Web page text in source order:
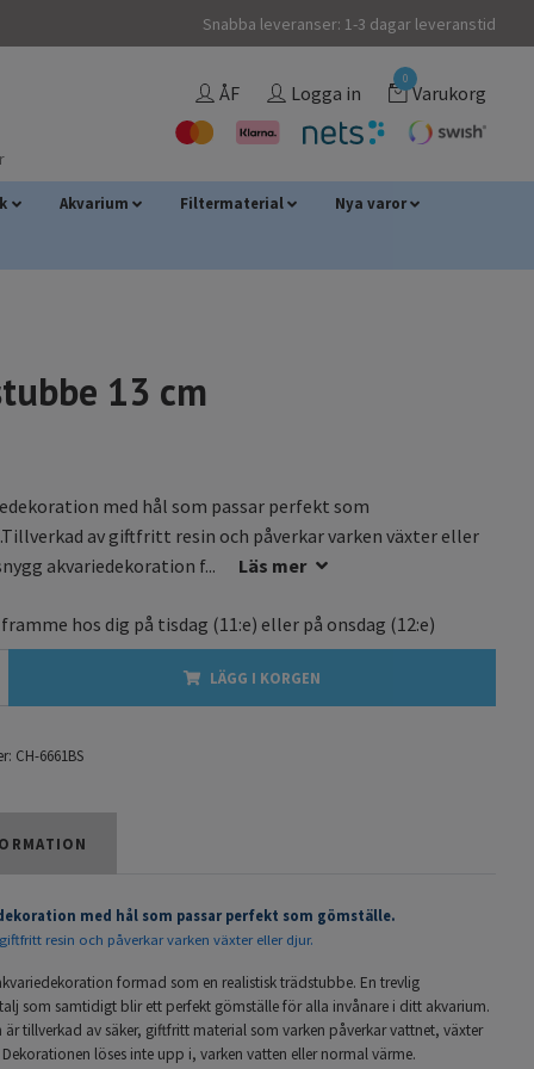
Snabba leveranser: 1-3 dagar leveranstid
ÅF Logga in
0
Varukorg
Akvarium Filtermaterial Nya varor
13 cm
med hål som passar perfekt som
av giftfritt resin och påverkar varken växter eller
akvariedekoration f...
Läs mer
hos dig på tisdag (11:e) eller på onsdag (12:e)
LÄGG I KORGEN
CH-6661BS
med hål som passar perfekt som gömställe.
resin och påverkar varken växter eller djur.
formad som en realistisk trädstubbe. En trevlig
som samtidigt blir ett perfekt gömställe för alla invånare i ditt akvarium.
är tillverkad av säker, giftfritt material som varken påverkar vattnet, växter
Dekorationen löses inte upp i, varken vatten eller normal värme.